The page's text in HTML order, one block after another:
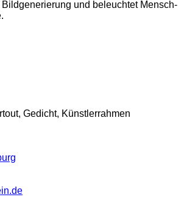
und beleuchtet Mensch-
Gedicht, Künstlerrahmen